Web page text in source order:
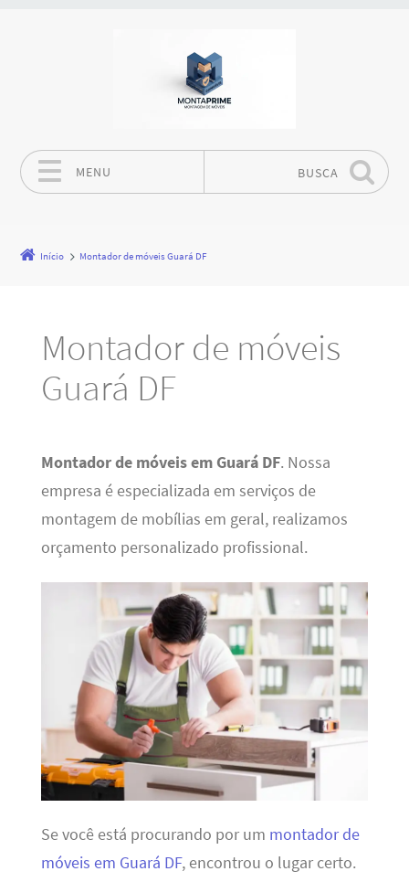
MENU BUSCA
Início Montador de móveis Guará DF
Montador de móveis
Guará DF
Montador de móveis em Guará DF. Nossa
empresa é especializada em serviços de
montagem de mobílias em geral, realizamos
orçamento personalizado profissional.
Se você está procurando por um montador de
móveis em Guará DF, encontrou o lugar certo.